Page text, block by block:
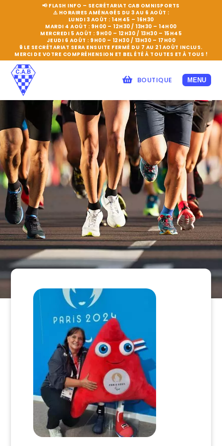
📢 FLASH INFO – SECRÉTARIAT CAB OMNISPORTS
⚠️ HORAIRES AMÉNAGÉS DU 3 AU 6 AOÛT :
LUNDI 3 AOÛT : 14H45 – 16H30
MARDI 4 AOÛT : 9H00 – 12H30 / 13H30 – 14H00
MERCREDI 5 AOÛT : 9H00 – 12H30 / 13H30 – 15H45
JEUDI 6 AOÛT : 9H00 – 12H30 / 13H30 – 17H00
🔒 LE SECRÉTARIAT SERA ENSUITE FERMÉ DU 7 AU 21 AOÛT INCLUS.
MERCI DE VOTRE COMPRÉHENSION ET BEL ÉTÉ À TOUTES ET À TOUS !
BOUTIQUE MENU